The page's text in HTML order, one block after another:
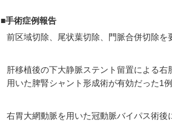
■手術症例報告
前区域切除、尾状葉切除、門脈合併切除を
肝移植後の下大静脈ステント留置による
用いた脾腎シャント形成術が有効だった1例
右胃大網動脈を用いた冠動脈バイパス術